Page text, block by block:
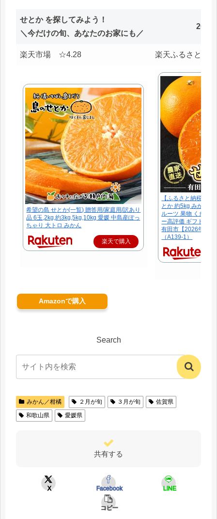
せとか を探してみよう！
＼今だけの旬、あなたのお家にも／
楽天市場 ☆4.28 楽天ふるさと
希望の島 せとか(一覧) 贈答用/家庭用/訳あり
品 6玉,2kg,約3kg,5kg,10kg 愛媛 中島産ぽっ
ちゃり 大トロ みかん
楽天で購入
【ふるさと納税】
とか 約5kg みかん
ルーツ 果物 くだも
ー高評価 ギフト 贈
有田市【2026年2月
（A139-1）
Amazonで購入
Search
みかん／柑橘 ２月が旬 ３月が旬
佐賀県
和歌山県
愛媛県
共有する
X Facebook LINE
コピー